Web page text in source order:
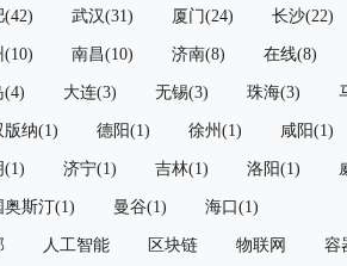
(42) 武汉(31) 厦门(24) 长沙(22)
(10) 南昌(10) 济南(8) 在线(8)
(4) 大连(3) 无锡(3) 珠海(3)
版纳(1) 德阳(1) 徐州(1) 咸阳(1)
(1) 济宁(1) 吉林(1) 洛阳(1)
奥斯汀(1) 曼谷(1) 海口(1)
人工智能 区块链 物联网 容